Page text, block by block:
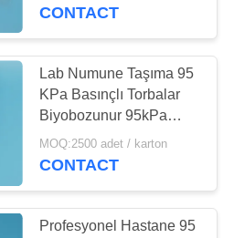
CONTACT
Lab Numune Taşıma 95
KPa Basınçlı Torbalar
Biyobozunur 95kPa
Biyolojik Tehlike Torbası
MOQ:2500 adet / karton
CONTACT
Profesyonel Hastane 95